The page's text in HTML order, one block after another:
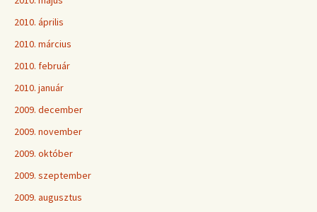
2010. április
2010. március
2010. február
2010. január
2009. december
2009. november
2009. október
2009. szeptember
2009. augusztus